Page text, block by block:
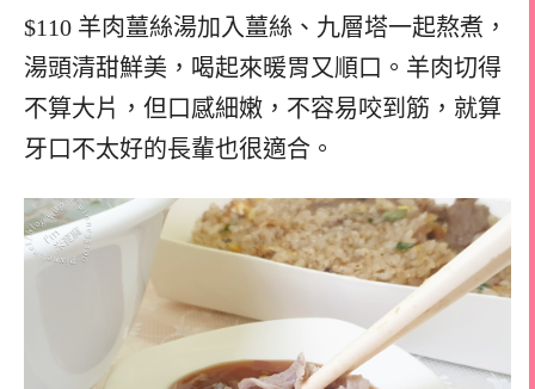
$110 羊肉薑絲湯加入薑絲、九層塔一起熬煮，
湯頭清甜鮮美，喝起來暖胃又順口。羊肉切得
不算大片，但口感細嫩，不容易咬到筋，就算
牙口不太好的長輩也很適合。